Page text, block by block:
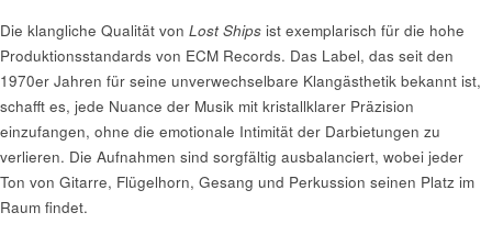
Die klangliche Qualität von Lost Ships ist exemplarisch für die hohe
Produktionsstandards von ECM Records. Das Label, das seit den
1970er Jahren für seine unverwechselbare Klangästhetik bekannt ist,
schafft es, jede Nuance der Musik mit kristallklarer Präzision
einzufangen, ohne die emotionale Intimität der Darbietungen zu
verlieren. Die Aufnahmen sind sorgfältig ausbalanciert, wobei jeder
Ton von Gitarre, Flügelhorn, Gesang und Perkussion seinen Platz im
Raum findet.